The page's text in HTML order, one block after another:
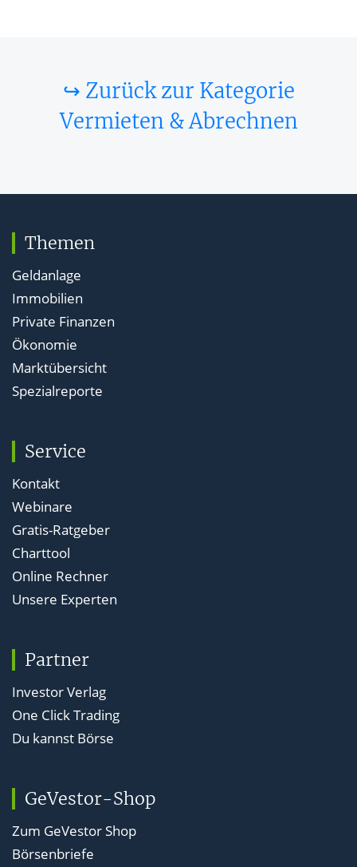
↪ Zurück zur Kategorie
Vermieten & Abrechnen
Themen
Geldanlage
Immobilien
Private Finanzen
Ökonomie
Marktübersicht
Spezialreporte
Service
Kontakt
Webinare
Gratis-Ratgeber
Charttool
Online Rechner
Unsere Experten
Partner
Investor Verlag
One Click Trading
Du kannst Börse
GeVestor-Shop
Zum GeVestor Shop
Börsenbriefe